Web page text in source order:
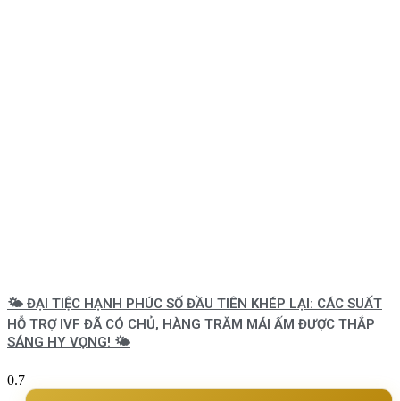
🌤️ ĐẠI TIỆC HẠNH PHÚC SỐ ĐẦU TIÊN KHÉP LẠI: CÁC SUẤT
HỖ TRỢ IVF ĐÃ CÓ CHỦ, HÀNG TRĂM MÁI ẤM ĐƯỢC THẮP
SÁNG HY VỌNG! 🌤️